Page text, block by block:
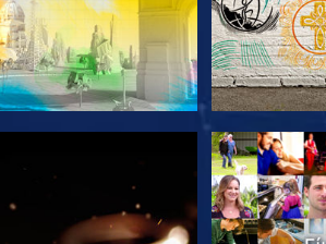
ΕΞΕΡΕΥΝΗΣΤΕ ΤΗ ΣΕΙΡΑ